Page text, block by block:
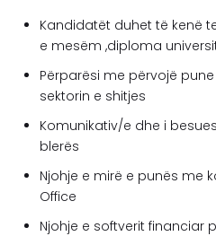
Kandidatët duhet të kenë
e mesëm ,diploma
Përparësi me përvojë
sektorin e shitjes
Komunikativ/e dhe i
blerës
Njohje e mirë e punës me
Office
Njohje e softverit financiar